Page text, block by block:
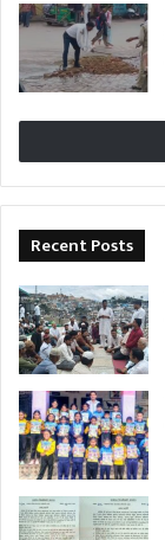
Recent Posts